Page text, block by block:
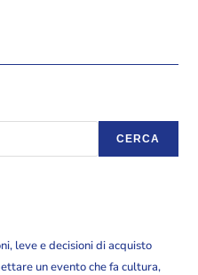
CERCA
leve e decisioni di acquisto
un evento che fa cultura,